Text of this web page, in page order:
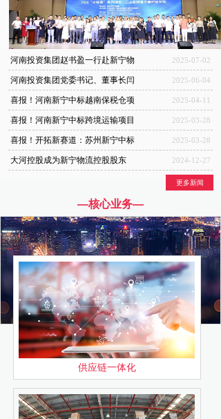
河南投资集团赵书盈一行赴新宁物 2025-07-02
河南投资集团党委书记、董事长闫 2025-06-04
喜报！河南新宁中标越南保税仓项 2025-04-11
喜报！河南新宁中标跨境运输项目 2025-03-28
喜报！开拓新赛道：苏州新宁中标 2025-03-28
大河控股成为新宁物流控股股东 2024-12-27
更多新闻
—核心业务—
供应链一体化